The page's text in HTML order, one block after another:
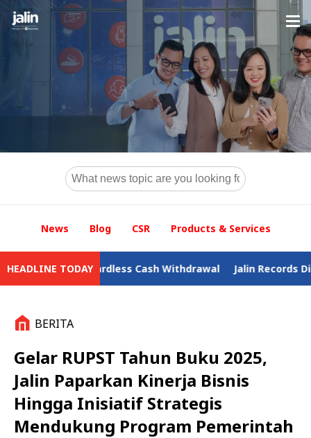
News Blog CSR Products & Services
HEADLINE TODAY
Cardless Cash Withdrawal Jalin Records Digital
BERITA
Gelar RUPST Tahun Buku 2025,
Jalin Paparkan Kinerja Bisnis
Hingga Inisiatif Strategis
Mendukung Program Pemerintah